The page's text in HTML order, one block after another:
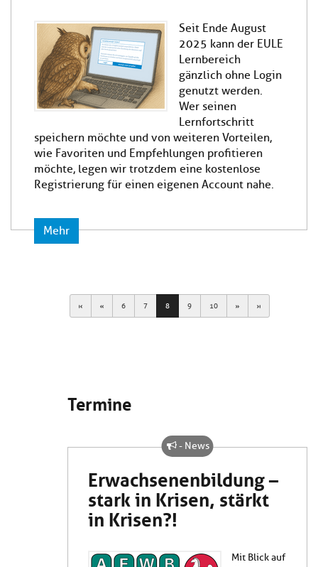
Seit Ende August
2025 kann der EULE
Lernbereich
gänzlich ohne Login
genutzt werden.
Wer seinen
Lernfortschritt
speichern möchte und von weiteren Vorteilen,
wie Favoriten und Empfehlungen profitieren
möchte, legen wir trotzdem eine kostenlose
Registrierung für einen eigenen Account nahe.
Mehr
First Previous
6 7 8 9 10 Next Last
Termine
Erwachsenenbildung –
stark in Krisen, stärkt
in Krisen?!
- News
Mit Blick auf